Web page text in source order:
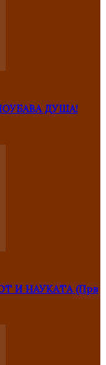
ДУША!
И НАУКАТА (Прв